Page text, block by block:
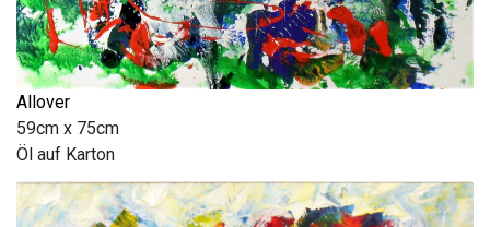
Allover
59cm x 75cm
Öl auf Karton